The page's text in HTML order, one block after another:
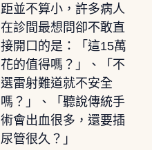
距並不算小，許多病人
在診間最想問卻不敢直
接開口的是：「這15萬
花的值得嗎？」、「不
選雷射難道就不安全
嗎？」、「聽說傳統手
術會出血很多，還要插
尿管很久？」